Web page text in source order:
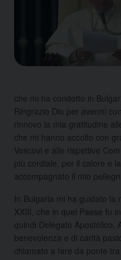
che mi ha condotto in
Ringrazio Dio per avermi
rinnovo la mia gratitudine
che mi hanno accolto con
Vescovi e alle rispettive
più cordiale, per il calore e
accompagnato il mio
In Bulgaria mi ha guidato
XXIII, che in quel Paese fu
quindi Delegato Apostolico.
benevolenza e di carità
chiamato a fare da ponte